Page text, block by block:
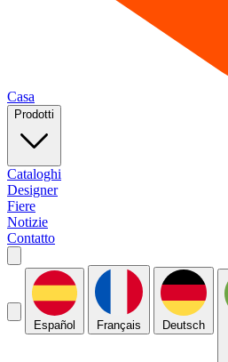
Casa
Prodotti
Cataloghi
Designer
Fiere
Notizie
Contatto
Español Français Deutsch